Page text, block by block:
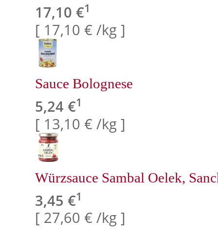
17,10 €1
[ 17,10 € /kg ]
Sauce Bolognese
5,24 €1
[ 13,10 € /kg ]
Würzsauce Sambal Oelek,
3,45 €1
[ 27,60 € /kg ]